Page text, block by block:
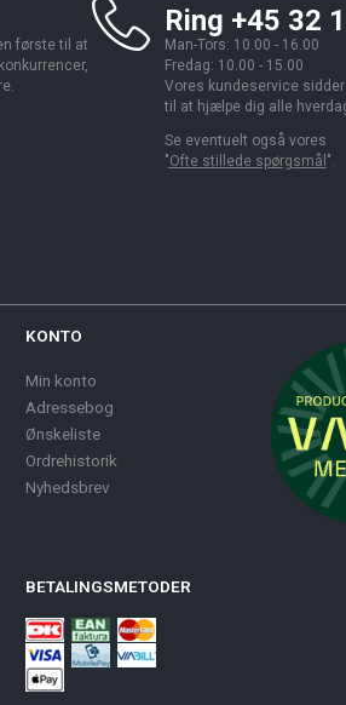
første til at
Ring +45 32
Man-Tors: 10.00 - 16.00
Fredag: 10.00 - 15.00
Vores kundeservice
til at hjælpe dig alle
Se eventuelt også vores
"Ofte stillede spørgsmål ".
KONTO
Min konto
Adressebog
Ønskeliste
Ordrehistorik
Nyhedsbrev
BETALINGSMETODER